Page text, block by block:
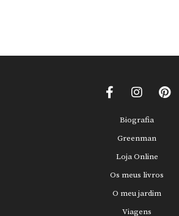
Biografia
Greenman
Loja Online
Os meus livros
O meu jardim
Viagens